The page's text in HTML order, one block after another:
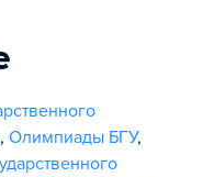
, Олимпиады БГУ,